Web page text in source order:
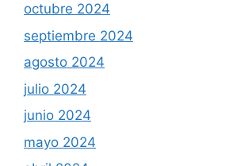
octubre 2024
septiembre 2024
agosto 2024
julio 2024
junio 2024
mayo 2024